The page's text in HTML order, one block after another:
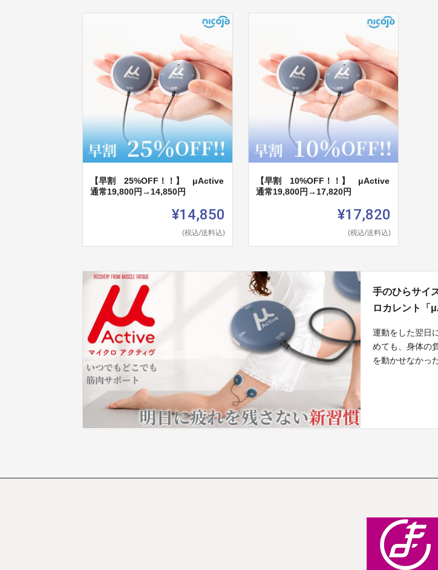
【早割 25%OFF！！】 μActive
通常19,800円→14,850円
¥14,850
(税込/送料込)
【早割 10%OFF！！】 μActive
通常19,800円→17,820円
¥17,820
(税込/送料込)
手のひらサイ
ロカレント「
運動をした翌日
めても、身体の
を動かせなかっ
めに開発され
「大きめのマ